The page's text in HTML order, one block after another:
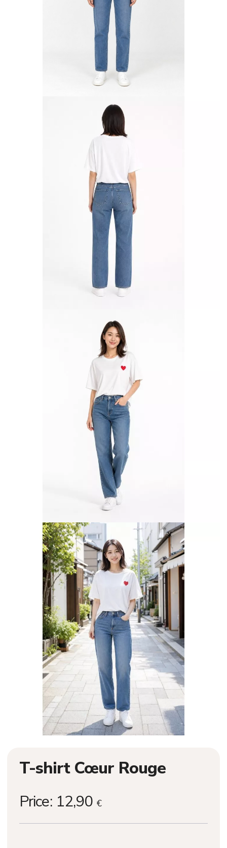
T-shirt Cœur Rouge
Price: 12,90 €